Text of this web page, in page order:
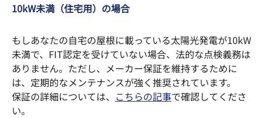
10kW未満（住宅用）の場合
もしあなたの自宅の屋根に載っている太陽光発電が10kW
未満で、FIT認定を受けていない場合、法的な点検義務は
ありません。ただし、メーカー保証を維持するために
は、定期的なメンテナンスが強く推奨されています。
保証の詳細については、 こちらの記事で確認してくださ
い。